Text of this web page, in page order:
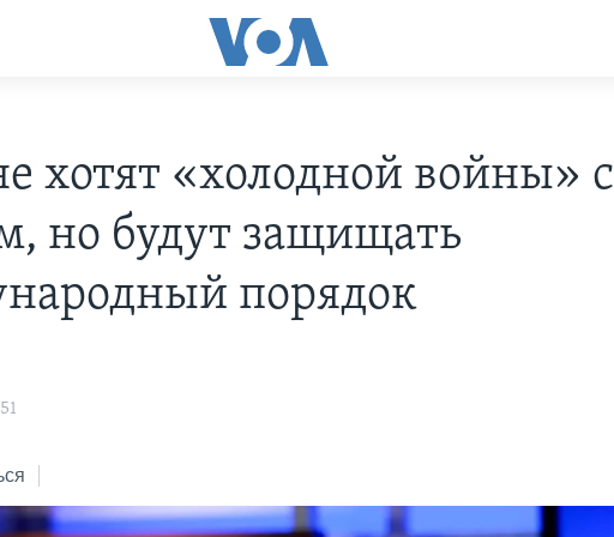
хотят «холодной войны» с
но будут защищать
порядок